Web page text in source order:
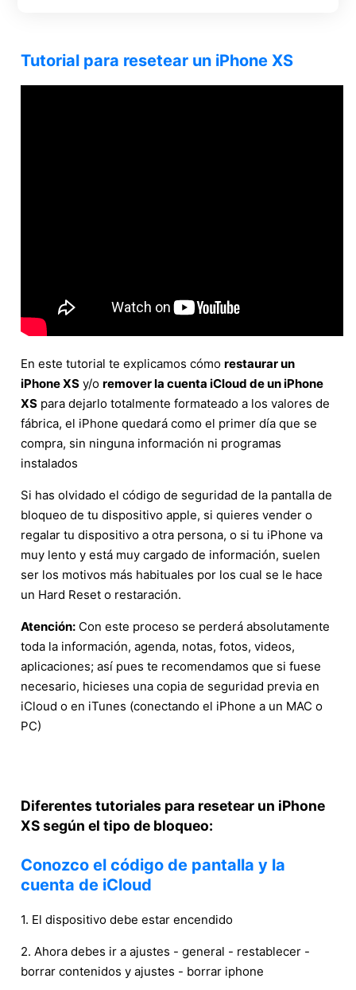
Tutorial para resetear un iPhone XS
En este tutorial te explicamos cómo restaurar un
iPhone XS y/o remover la cuenta iCloud de un iPhone
XS para dejarlo totalmente formateado a los valores de
fábrica, el iPhone quedará como el primer día que se
compra, sin ninguna información ni programas
instalados
Si has olvidado el código de seguridad de la pantalla de
bloqueo de tu dispositivo apple, si quieres vender o
regalar tu dispositivo a otra persona, o si tu iPhone va
muy lento y está muy cargado de información, suelen
ser los motivos más habituales por los cual se le hace
un Hard Reset o restaración.
Atención: Con este proceso se perderá absolutamente
toda la información, agenda, notas, fotos, videos,
aplicaciones; así pues te recomendamos que si fuese
necesario, hicieses una copia de seguridad previa en
iCloud o en iTunes (conectando el iPhone a un MAC o
PC)
Diferentes tutoriales para resetear un iPhone
XS según el tipo de bloqueo:
Conozco el código de pantalla y la
cuenta de iCloud
1. El dispositivo debe estar encendido
2. Ahora debes ir a ajustes - general - restablecer -
borrar contenidos y ajustes - borrar iphone